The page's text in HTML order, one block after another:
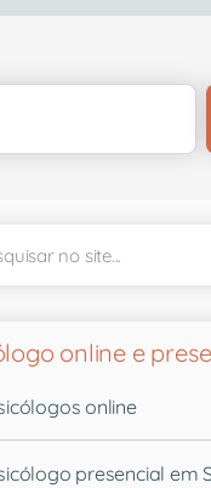
online e
online
presencial em